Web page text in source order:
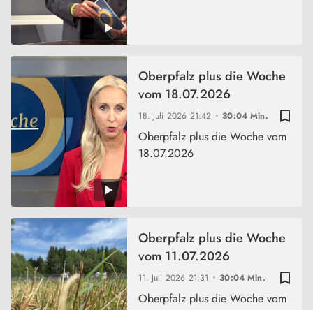
bookmark_border
18. Juli 2026 21:42 30:04 Min.
Oberpfalz plus die Woche
vom 18.07.2026
Oberpfalz plus die Woche vom
18.07.2026
bookmark_border
11. Juli 2026 21:31 30:04 Min.
Oberpfalz plus die Woche
vom 11.07.2026
Oberpfalz plus die Woche vom